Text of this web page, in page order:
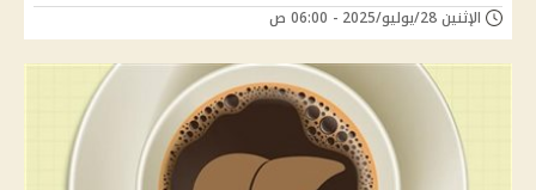
الإثنين 28/يوليو/2025 - 06:00 ص